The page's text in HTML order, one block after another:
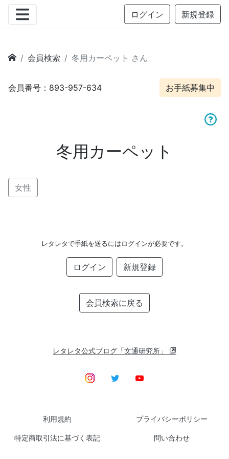
ログイン 新規登録
会員検索 冬用カーペット さん
会員番号：893-957-634 お手紙募集中
冬用カーペット
女性
レタレタで手紙を送るにはログインが必要です。
ログイン 新規登録
会員検索に戻る
レタレタ公式ブログ「文通研究所」
利用規約 プライバシーポリシー
特定商取引法に基づく表記 問い合わせ